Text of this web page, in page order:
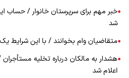
●
شد
●متقاضیان وام بخوانند / با این شرایط یک
●هشدار به مالکان درباره تخلیه
اعلام شد